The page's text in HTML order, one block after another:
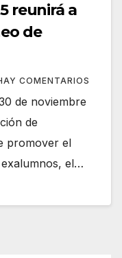
reunirá a
de
COMENTARIOS
de noviembre
de
promover el
el…